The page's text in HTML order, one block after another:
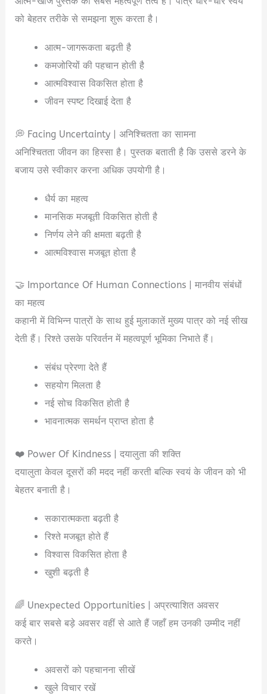
को बेहतर तरीके से समझना शुरू करता है।
आत्म-जागरूकता बढ़ती है
कमजोरियों की पहचान होती है
आत्मविश्वास विकसित होता है
जीवन स्पष्ट दिखाई देता है
💭 Facing Uncertainty | अनिश्चितता का सामना
अनिश्चितता जीवन का हिस्सा है। पुस्तक बताती है कि उससे डरने के
बजाय उसे स्वीकार करना अधिक उपयोगी है।
धैर्य का महत्व
मानसिक मजबूती विकसित होती है
निर्णय लेने की क्षमता बढ़ती है
आत्मविश्वास मजबूत होता है
🤝 Importance Of Human Connections | मानवीय संबंधों
का महत्व
कहानी में विभिन्न पात्रों के साथ हुई मुलाकातें मुख्य पात्र को नई सीख
देती हैं। रिश्ते उसके परिवर्तन में महत्वपूर्ण भूमिका निभाते हैं।
संबंध प्रेरणा देते हैं
सहयोग मिलता है
नई सोच विकसित होती है
भावनात्मक समर्थन प्राप्त होता है
❤️ Power Of Kindness | दयालुता की शक्ति
दयालुता केवल दूसरों की मदद नहीं करती बल्कि स्वयं के जीवन को भी
बेहतर बनाती है।
सकारात्मकता बढ़ती है
रिश्ते मजबूत होते हैं
विश्वास विकसित होता है
खुशी बढ़ती है
🌈 Unexpected Opportunities | अप्रत्याशित अवसर
कई बार सबसे बड़े अवसर वहीं से आते हैं जहाँ हम उनकी उम्मीद नहीं
करते।
अवसरों को पहचानना सीखें
खुले विचार रखें